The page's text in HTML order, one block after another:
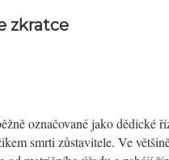
zkratce
označované jako dědické
smrti zůstavitele. Ve